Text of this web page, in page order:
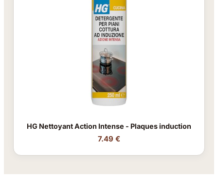
HG Nettoyant Action Intense - Plaques induction
7.49 €